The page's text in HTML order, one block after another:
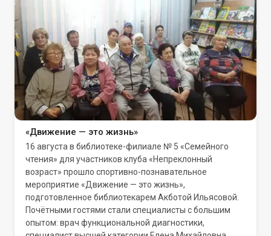
«Движение — это жизнь»
16 августа в библиотеке-филиале № 5 «Семейного
чтения» для участников клуба «Непреклонный
возраст» прошло спортивно-познавательное
мероприятие «Движение — это жизнь»,
подготовленное библиотекарем Акботой Ильясовой.
Почётными гостями стали специалисты с большим
опытом: врач функциональной диагностики,